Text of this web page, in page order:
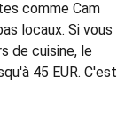
En moyenne,
de Hoi An?
Ce trajet
rurale au cœur